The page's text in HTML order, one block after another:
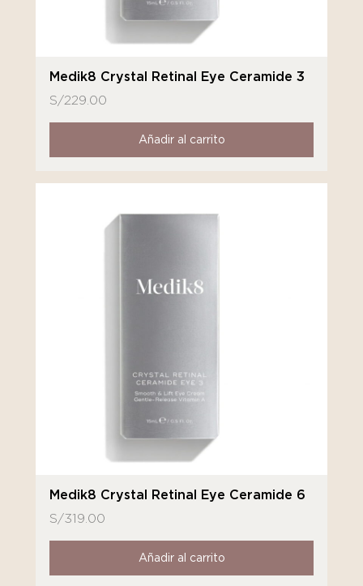
Medik8 Crystal Retinal Eye Ceramide 3
S/229.00
Añadir al carrito
Medik8 Crystal Retinal Eye Ceramide 6
S/319.00
Añadir al carrito